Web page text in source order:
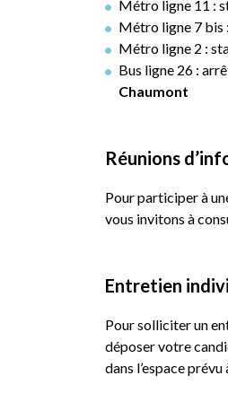
Métro ligne 11 :
Métro ligne 7 bis
Métro ligne 2 :
Bus ligne 26 :
Chaumont
Réunions
Pour participer à
vous invitons à
Entretien
Pour solliciter un
déposer votre
dans l’espace